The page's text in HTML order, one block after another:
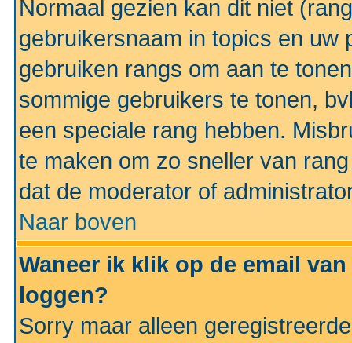
Normaal gezien kan dit niet
gebruikersnaam in topics en uw
gebruiken rangs om aan te
sommige gebruikers te tonen,
een speciale rang hebben.
te maken om zo sneller van
dat de moderator of
Naar boven
Waneer ik klik op de email
loggen?
Sorry maar alleen